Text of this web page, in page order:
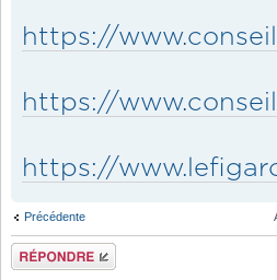
https://
https://
https://
Précédente
Répondre